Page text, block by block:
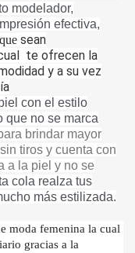
modelador,
efectiva,
sean
te ofrecen la
y a su vez
con el estilo
que no se marca
brindar mayor
tiros y cuenta con
a la piel y no se
cola realza tus
más estilizada.
moda femenina la cual
gracias a la